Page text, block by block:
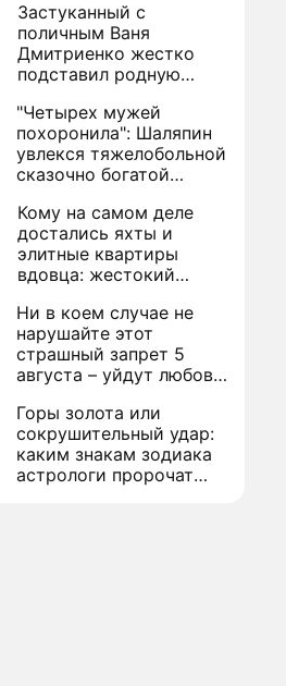
Застуканный с
поличным Ваня
Дмитриенко жестко
подставил родную
"Четырех мужей
похоронила": Шаляпин
увлекся тяжелобольной
сказочно богатой
Кому на самом деле
достались яхты и
элитные квартиры
вдовца: жестокий
Вилли Токарева
Ни в коем случае не
нарушайте этот
страшный запрет 5
августа – уйдут любовь
Горы золота или
сокрушительный удар:
каким знакам зодиака
астрологи пророчат